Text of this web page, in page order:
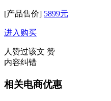
[产品售价] 5899元
进入购买
人赞过该文 赞
内容纠错
相关电商优惠